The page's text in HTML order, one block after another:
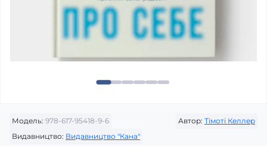
Модель: 978-617-95418-9-6 Автор: Тімоті Келлер
Видавництво: Видавництво "Кана"